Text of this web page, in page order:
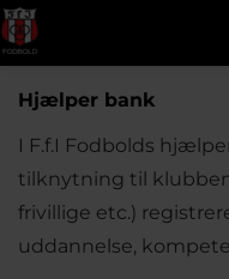
Hjælper bank
I F.f.I Fodbolds
tilknytning til
frivillige etc.)
uddannelse,